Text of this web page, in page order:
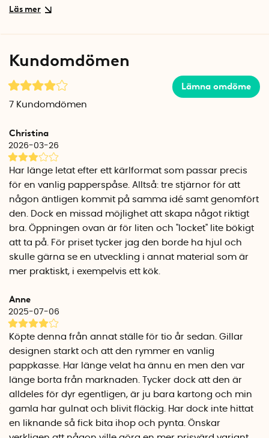
underlättar om du vill flytta på källsorteringsboxen.
Källsorteringsboxen levereras hopfälld i ett1-pack.
Monteringen sker med medföljande skruv, mutter och
botten.
Returförvaringsboxen Return är framtagen av formgivaren
Carina Ahlburg. Returförvaringsboxen designades
ursprungligen 2004 och omdesignades 2011. Vid
omdesignen tillkom locket och förvaringsboxen formgavs
för att kunna vikas ihop vid leverans. Ett smart miljötänk som
även återspeglas i att tillverkningen sker i Litauen och inte
på andra sidan jordklotet.
Specifikationer
Bredd:21,5 cm
Djup: 37,5 cm
Höjd: 52 cm
Omonterad: 59 cm x 72 cm x 2 cm
Montering: Medföljande skruv och mutter, inga verktyg
behövs.
Material: Återvinningsbar hårdfiberpapp, vattenbaserad
Tillverkningsland: Litauen
Kundomdömen
Lämna omdöme
7 Kundomdömen
Christina
2026-03-26
Har länge letat efter ett kärlformat som passar precis
för en vanlig papperspåse. Alltså: tre stjärnor för att
någon äntligen kommit på samma idé samt genomfört
den. Dock en missad möjlighet att skapa något riktigt
bra. Öppningen ovan är för liten och ''locket'' lite bökigt
att ta på. För priset tycker jag den borde ha hjul och
skulle gärna se en utveckling i annat material som är
mer praktiskt, i exempelvis ett kök.
Anne
2025-07-06
Köpte denna från annat ställe för tio år sedan. Gillar
designen starkt och att den rymmer en vanlig
pappkasse. Har länge velat ha ännu en men den var
länge borta från marknaden. Tycker dock att den är
alldeles för dyr egentligen, är ju bara kartong och min
gamla har gulnat och blivit fläckig. Har dock inte hittat
en liknande så fick bita ihop och pynta. Önskar